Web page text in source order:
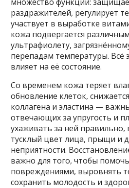
раздражителей, регулирует
участвует в выработке
кожа подвергается
ультрафиолету,
перепадам температуры. Всё
влияет на её состояние.
Со временем кожа теряет
обновление клеток,
коллагена и эластина —
отвечающих за упругость и
ухаживать за ней
тусклый цвет лица, прыщи и
неприятности.
важно для того, чтобы
повреждениями, выровнять
сохранить молодость и